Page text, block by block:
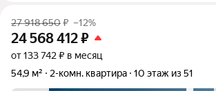
27 918 650₽ –12%
24 568 412₽
от 133 742 ₽ в месяц
54,9 м²
2-комн. квартира 10 этаж из 51